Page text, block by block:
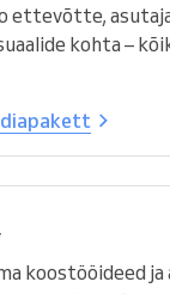
ettevõtte,
kohta –
koostööideed ja